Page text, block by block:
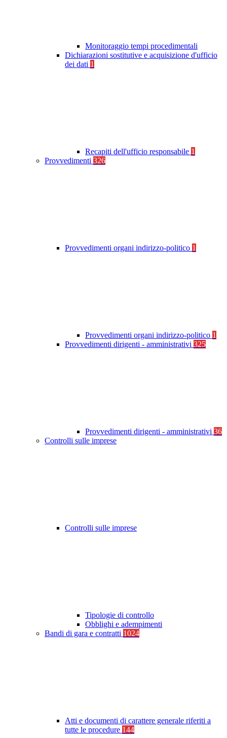
Monitoraggio tempi procedimentali
Dichiarazioni sostitutive e acquisizione d'ufficio
dei dati 1
Recapiti dell'ufficio responsabile 1
Provvedimenti 326
Provvedimenti organi indirizzo-politico 1
Provvedimenti organi indirizzo-politico 1
Provvedimenti dirigenti - amministrativi 325
Provvedimenti dirigenti - amministrativi 36
Controlli sulle imprese
Controlli sulle imprese
Tipologie di controllo
Obblighi e adempimenti
Bandi di gara e contratti 1024
Atti e documenti di carattere generale riferiti a
tutte le procedure 144